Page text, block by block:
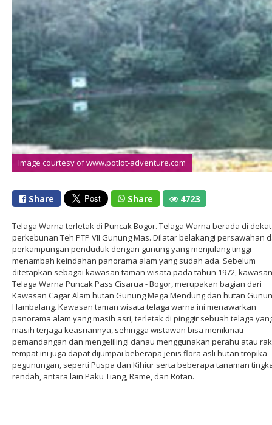
Image courtesy of www.potlot-adventure.com
Share Share 4723
Telaga Warna terletak di Puncak Bogor. Telaga Warna berada di dekat
perkebunan Teh PTP VII Gunung Mas. Dilatar belakangi persawahan
perkampungan penduduk dengan gunung yang menjulang tinggi
menambah keindahan panorama alam yang sudah ada. Sebelum
ditetapkan sebagai kawasan taman wisata pada tahun 1972, kawasan
Telaga Warna Puncak Pass Cisarua - Bogor, merupakan bagian dari
Kawasan Cagar Alam hutan Gunung Mega Mendung dan hutan
Hambalang. Kawasan taman wisata telaga warna ini menawarkan
panorama alam yang masih asri, terletak di pinggir sebuah telaga
masih terjaga keasriannya, sehingga wistawan bisa menikmati
pemandangan dan mengelilingi danau menggunakan perahu atau
tempat ini juga dapat dijumpai beberapa jenis flora asli hutan tropika
pegunungan, seperti Puspa dan Kihiur serta beberapa tanaman
rendah, antara lain Paku Tiang, Rame, dan Rotan.